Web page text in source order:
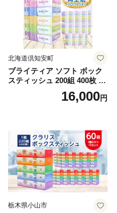
北海道倶知安町
ブライティア ソフト ボック
スティッシュ 200組 400枚 60
箱 日本製 まとめ買い ティッ
シュ リサイクル 長持 防災 常
倶知安町 日用品
16,000円
栃木県小山市